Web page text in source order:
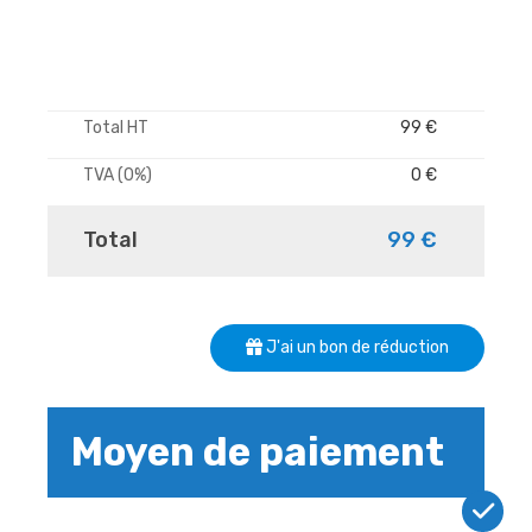
Total HT 99 €
TVA (0%) 0 €
Total 99 €
J'ai un bon de réduction
Moyen de paiement